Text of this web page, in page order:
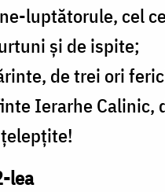
luptătorule, cel
și de ispite;
de trei ori
Ierarhe Calinic,
lea